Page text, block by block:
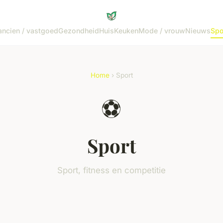
/ vastgoedGezondheidHuisKeukenMode / vrouwNieuws
Home› Sport
⚽
Sport
Sport, fitness en competitie